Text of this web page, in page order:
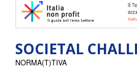
SOCIETAL
NORMA(T)TIVA